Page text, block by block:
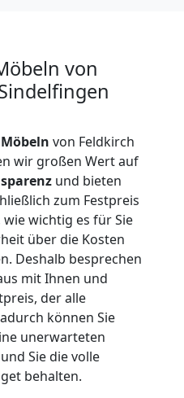
von
von Feldkirch
wir großen Wert auf
und bieten
zum Festpreis
wichtig es für Sie
über die Kosten
Deshalb besprechen
mit Ihnen und
der alle
können Sie
unerwarteten
Sie die volle
behalten.